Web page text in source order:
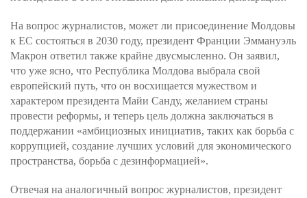
На вопрос журналистов, может ли присоединение Молдовы
к ЕС состояться в 2030 году, президент Франции Эммануэль
Макрон ответил также крайне двусмысленно. Он заявил,
что уже ясно, что Республика Молдова выбрала свой
европейский путь, что он восхищается мужеством и
характером президента Майи Санду, желанием страны
провести реформы, и теперь цель должна заключаться в
поддержании «амбициозных инициатив, таких как борьба с
коррупцией, создание лучших условий для экономического
пространства, борьба с дезинформацией».
Отвечая на аналогичный вопрос журналистов, президент